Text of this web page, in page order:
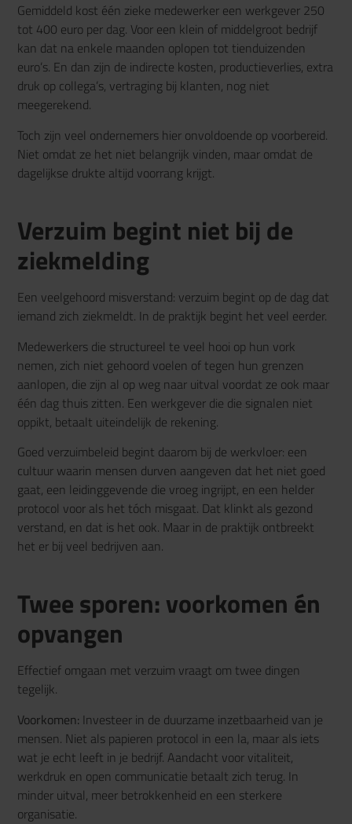
Gemiddeld kost één zieke medewerker een werkgever 250
tot 400 euro per dag. Voor een klein of middelgroot bedrijf
kan dat na enkele maanden oplopen tot tienduizenden
euro’s. En dan zijn de indirecte kosten, productieverlies, extra
druk op collega’s, vertraging bij klanten, nog niet
meegerekend.
Toch zijn veel ondernemers hier onvoldoende op voorbereid.
Niet omdat ze het niet belangrijk vinden, maar omdat de
dagelijkse drukte altijd voorrang krijgt.
Verzuim begint niet bij de
ziekmelding
Een veelgehoord misverstand: verzuim begint op de dag dat
iemand zich ziekmeldt. In de praktijk begint het veel eerder.
Medewerkers die structureel te veel hooi op hun vork
nemen, zich niet gehoord voelen of tegen hun grenzen
aanlopen, die zijn al op weg naar uitval voordat ze ook maar
één dag thuis zitten. Een werkgever die die signalen niet
oppikt, betaalt uiteindelijk de rekening.
Goed verzuimbeleid begint daarom bij de werkvloer: een
cultuur waarin mensen durven aangeven dat het niet goed
gaat, een leidinggevende die vroeg ingrijpt, en een helder
protocol voor als het tóch misgaat. Dat klinkt als gezond
verstand, en dat is het ook. Maar in de praktijk ontbreekt
het er bij veel bedrijven aan.
Twee sporen: voorkomen én
opvangen
Effectief omgaan met verzuim vraagt om twee dingen
tegelijk.
Voorkomen: Investeer in de duurzame inzetbaarheid van je
mensen. Niet als papieren protocol in een la, maar als iets
wat je echt leeft in je bedrijf. Aandacht voor vitaliteit,
werkdruk en open communicatie betaalt zich terug. In
minder uitval, meer betrokkenheid en een sterkere
organisatie.